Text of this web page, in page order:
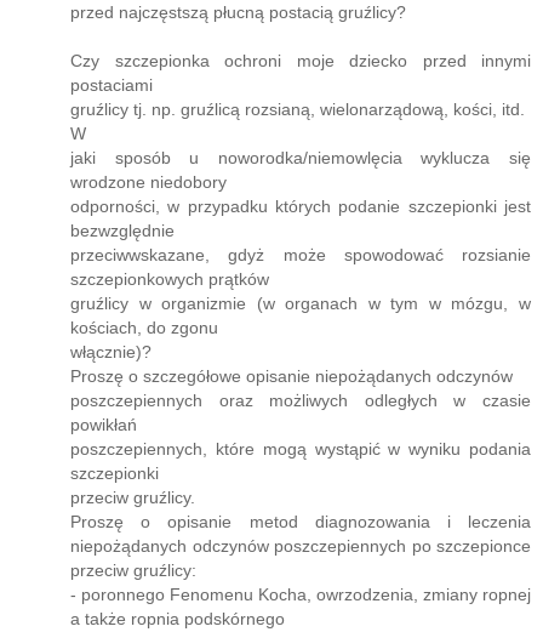
przed najczęstszą płucną postacią gruźlicy?
Czy szczepionka ochroni moje dziecko przed innymi
postaciami
gruźlicy tj. np. gruźlicą rozsianą, wielonarządową, kości, itd.
W
jaki sposób u noworodka/niemowlęcia wyklucza się
wrodzone niedobory
odporności, w przypadku których podanie szczepionki jest
bezwzględnie
przeciwwskazane, gdyż może spowodować rozsianie
szczepionkowych prątków
gruźlicy w organizmie (w organach w tym w mózgu, w
kościach, do zgonu
włącznie)?
Proszę o szczegółowe opisanie niepożądanych odczynów
poszczepiennych oraz możliwych odległych w czasie
powikłań
poszczepiennych, które mogą wystąpić w wyniku podania
szczepionki
przeciw gruźlicy.
Proszę o opisanie metod diagnozowania i leczenia
niepożądanych odczynów poszczepiennych po szczepionce
przeciw gruźlicy:
- poronnego Fenomenu Kocha, owrzodzenia, zmiany ropnej
a także ropnia podskórnego